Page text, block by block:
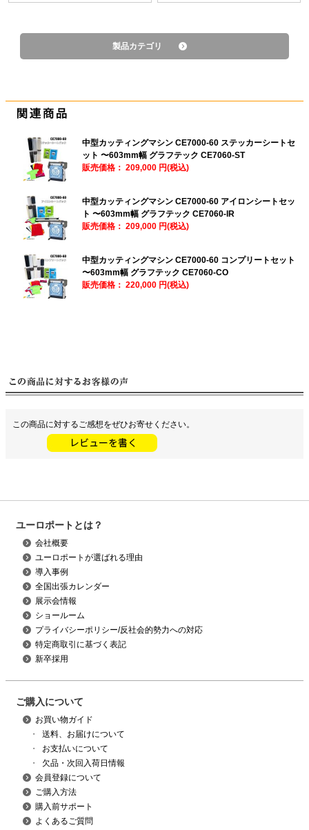
製品カテゴリ
中型カッティングマシン CE7000-60 ステッカーシートセ
ット 〜603mm幅 グラフテック CE7060-ST
販売価格： 209,000 円(税込)
中型カッティングマシン CE7000-60 アイロンシートセッ
ト 〜603mm幅 グラフテック CE7060-IR
販売価格： 209,000 円(税込)
中型カッティングマシン CE7000-60 コンプリートセット
〜603mm幅 グラフテック CE7060-CO
販売価格： 220,000 円(税込)
この商品に対するご感想をぜひお寄せください。
ユーロポートとは？
会社概要
ユーロポートが選ばれる理由
導入事例
全国出張カレンダー
展示会情報
ショールーム
プライバシーポリシー/反社会的勢力への対応
特定商取引に基づく表記
新卒採用
ご購入について
お買い物ガイド
・
送料、お届けについて
・
お支払いについて
・
欠品・次回入荷日情報
会員登録について
ご購入方法
購入前サポート
よくあるご質問